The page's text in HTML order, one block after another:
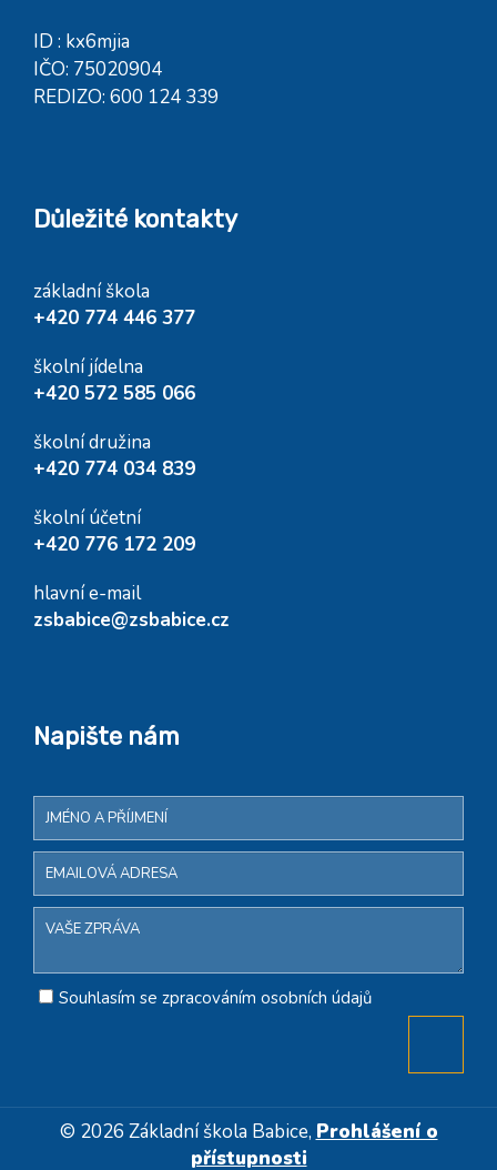
ID : kx6mjia
IČO: 75020904
REDIZO: 600 124 339
Důležité kontakty
základní škola
+420 774 446 377
školní jídelna
+420 572 585 066
školní družina
+420 774 034 839
školní účetní
+420 776 172 209
hlavní e-mail
zsbabice@zsbabice.cz
Napište nám
Souhlasím se zpracováním osobních údajů
© 2026 Základní škola Babice, Prohlášení o
přístupnosti